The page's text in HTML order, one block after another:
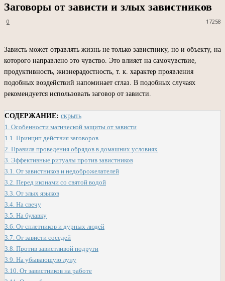
Заговоры от зависти и злых завистников
17258
0
Зависть может отравлять жизнь не только завистнику, но и объекту, на
которого направлено это чувство. Это влияет на самочувствие,
продуктивность, жизнерадостность, т. к. характер проявления
подобных воздействий напоминает сглаз. В подобных случаях
рекомендуется использовать заговор от зависти.
СОДЕРЖАНИЕ: скрыть
1. Особенности магической защиты от зависти
1.1. Принцип действия заговоров
2. Правила проведения обрядов в домашних условиях
3. Эффективные ритуалы против завистников
3.1. От завистников и недоброжелателей
3.2. Перед иконами со святой водой
3.3. От злых языков
3.4. На свечу
3.5. На булавку
3.6. От сплетников и дурных людей
3.7. От зависти соседей
3.8. Против завистливой подруги
3.9. На убывающую луну
3.10. От завистников на работе